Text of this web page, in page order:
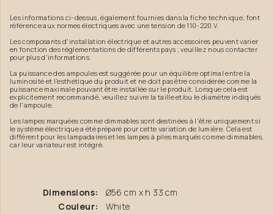
Les informations ci-dessus, également fournies dans la fiche technique, font
référence aux normes électriques avec une tension de 110-220 V.
Les composants d'installation électrique et autres accessoires peuvent varier
en fonction des réglementations de différents pays ; veuillez nous contacter
pour plus d'informations.
La puissance des ampoules est suggérée pour un équilibre optimal entre la
luminosité et l'esthétique du produit et ne doit pas être considérée comme la
puissance maximale pouvant être installée sur le produit. Lorsque cela est
explicitement recommandé, veuillez suivre la taille et/ou le diamètre indiqués
de l'ampoule.
Les lampes marquées comme dimmables sont destinées à l'être uniquement si
le système électrique a été préparé pour cette variation de lumière. Cela est
différent pour les lampadaires et les lampes à piles marqués comme dimmables,
car leur variateur est intégré.
Dimensions:
Ø56 cm x h 33 cm
Couleur:
White